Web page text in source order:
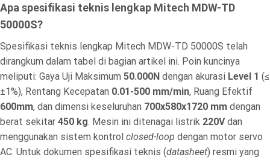
Apa spesifikasi teknis lengkap Mitech MDW-TD
50000S?
Spesifikasi teknis lengkap Mitech MDW-TD 50000S telah
dirangkum dalam tabel di bagian artikel ini. Poin kuncinya
meliputi: Gaya Uji Maksimum 50.000N dengan akurasi Level 1 (≤
±1%), Rentang Kecepatan 0.01-500 mm/min, Ruang Efektif
600mm, dan dimensi keseluruhan 700x580x1720 mm dengan
berat sekitar 450 kg. Mesin ini ditenagai listrik 220Vdan
menggunakan sistem kontrol closed-loop dengan motor servo
AC. Untuk dokumen spesifikasi teknis (datasheet) resmi yang